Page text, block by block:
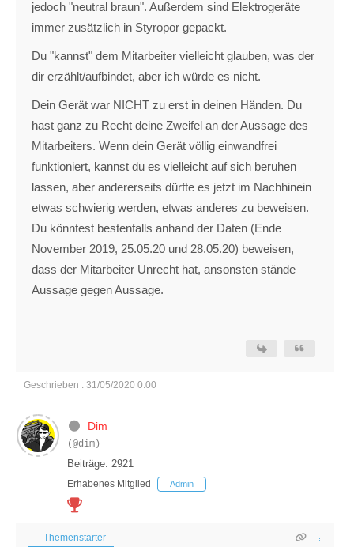
jedoch "neutral braun". Außerdem sind Elektrogeräte
immer zusätzlich in Styropor gepackt.
Du "kannst" dem Mitarbeiter vielleicht glauben, was der
dir erzählt/aufbindet, aber ich würde es nicht.
Dein Gerät war NICHT zu erst in deinen Händen. Du
hast ganz zu Recht deine Zweifel an der Aussage des
Mitarbeiters. Wenn dein Gerät völlig einwandfrei
funktioniert, kannst du es vielleicht auf sich beruhen
lassen, aber andererseits dürfte es jetzt im Nachhinein
etwas schwierig werden, etwas anderes zu beweisen.
Du könntest bestenfalls anhand der Daten (Ende
November 2019, 25.05.20 und 28.05.20) beweisen,
dass der Mitarbeiter Unrecht hat, ansonsten stände
Aussage gegen Aussage.
Geschrieben : 31/05/2020 0:00
Dim
(@dim)
Beiträge: 2921
Erhabenes Mitglied Admin
Themenstarter